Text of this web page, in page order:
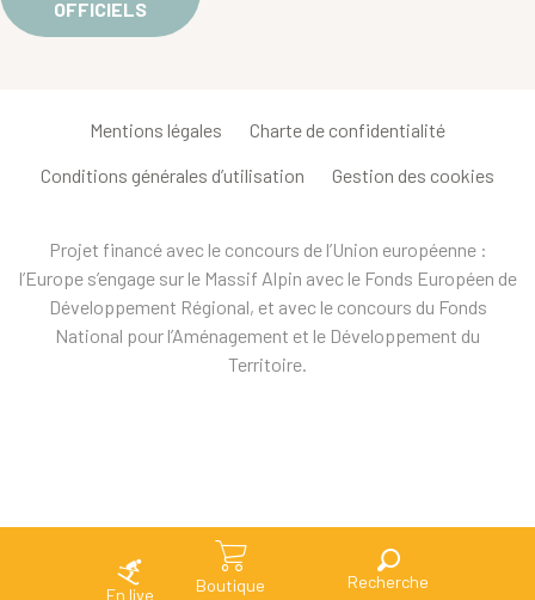
En live Boutique Recherche
OFFICIELS
Mentions légales Charte de confidentialité
Conditions générales d’utilisation Gestion des cookies
Projet financé avec le concours de l’Union européenne :
l’Europe s’engage sur le Massif Alpin avec le Fonds Européen de
Développement Régional, et avec le concours du Fonds
National pour l’Aménagement et le Développement du
Territoire.